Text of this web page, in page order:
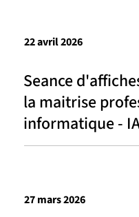
Seance
la maitrise
informatique -
22 avril 2026
27 mars 2026